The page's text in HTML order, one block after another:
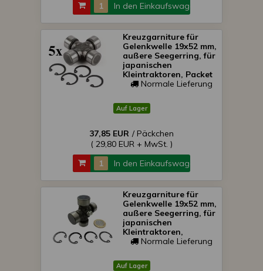
In den Einkaufswagen
Kreuzgarniture für
Gelenkwelle 19x52 mm,
außere Seegerring, für
japanischen
Kleintraktoren, Packet
von 5 Stück,
Normale Lieferung
Auf Lager
37,85 EUR / Päckchen
( 29,80 EUR + MwSt. )
In den Einkaufswagen
Kreuzgarniture für
Gelenkwelle 19x52 mm,
außere Seegerring, für
japanischen
Kleintraktoren,
SONDERPREIS!
Normale Lieferung
Auf Lager